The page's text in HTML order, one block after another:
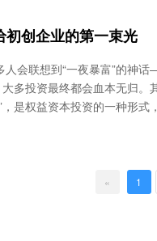
初创企业的第一束光
人会联想到“一夜暴富”的神
大多投资最终都会血本无归
，是权益资本投资的一种形
« 1